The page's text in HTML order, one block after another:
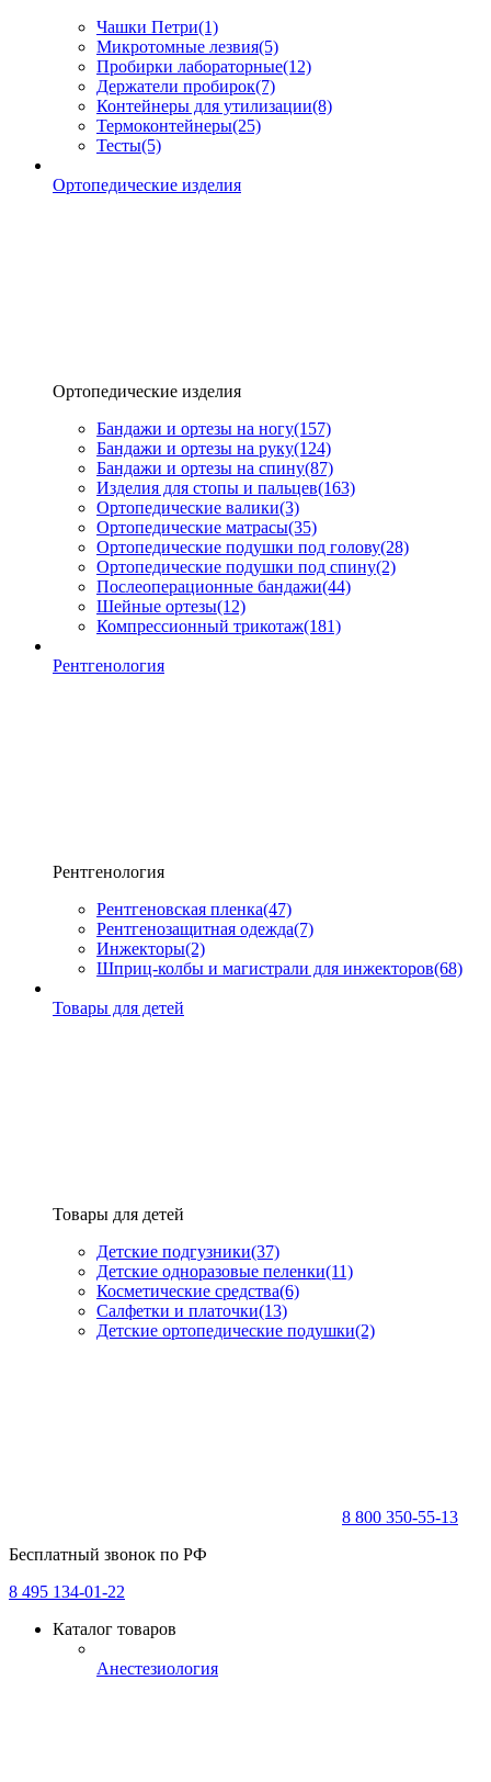
Чашки Петри(1)
Микротомные лезвия(5)
Пробирки лабораторные(12)
Держатели пробирок(7)
Контейнеры для утилизации(8)
Термоконтейнеры(25)
Тесты(5)
Ортопедические изделия
Ортопедические изделия
Бандажи и ортезы на ногу(157)
Бандажи и ортезы на руку(124)
Бандажи и ортезы на спину(87)
Изделия для стопы и пальцев(163)
Ортопедические валики(3)
Ортопедические матрасы(35)
Ортопедические подушки под голову(28)
Ортопедические подушки под спину(2)
Послеоперационные бандажи(44)
Шейные ортезы(12)
Компрессионный трикотаж(181)
Рентгенология
Рентгенология
Рентгеновская пленка(47)
Рентгенозащитная одежда(7)
Инжекторы(2)
Шприц-колбы и магистрали для инжекторов(68)
Товары для детей
Товары для детей
Детские подгузники(37)
Детские одноразовые пеленки(11)
Косметические средства(6)
Салфетки и платочки(13)
Детские ортопедические подушки(2)
8 800 350-55-13
Бесплатный звонок по РФ
8 495 134-01-22
Каталог товаров
Анестезиология